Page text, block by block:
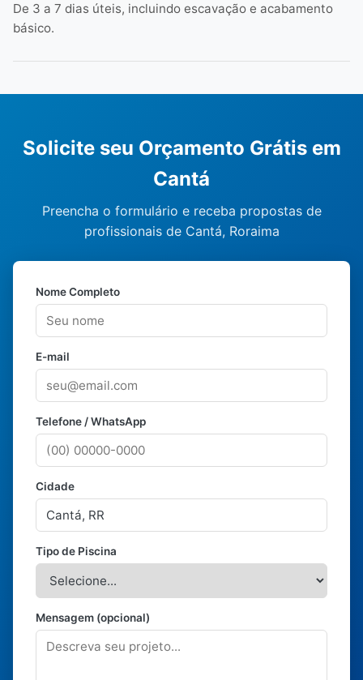
De 3 a 7 dias úteis, incluindo escavação e acabamento
básico.
Solicite seu Orçamento Grátis em
Cantá
Preencha o formulário e receba propostas de
profissionais de Cantá, Roraima
Nome Completo
E-mail
Telefone / WhatsApp
Cidade
Tipo de Piscina
Mensagem (opcional)